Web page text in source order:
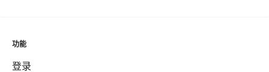
功能
登录